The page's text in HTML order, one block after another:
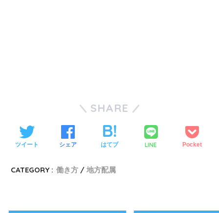
SHARE
ツイート シェア はてブ LINE Pocket
CATEGORY : 働き方 地方配属